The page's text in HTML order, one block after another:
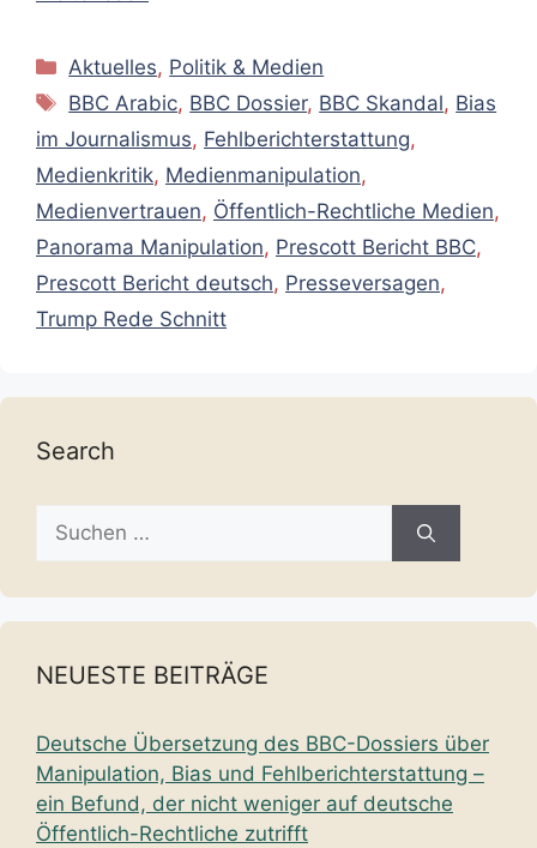
Kategorien
Aktuelles, Politik & Medien
Schlagwörter
BBC Arabic, BBC Dossier, BBC Skandal, Bias
im Journalismus, Fehlberichterstattung,
Medienkritik, Medienmanipulation,
Medienvertrauen, Öffentlich-Rechtliche Medien,
Panorama Manipulation, Prescott Bericht BBC,
Prescott Bericht deutsch, Presseversagen,
Trump Rede Schnitt
Search
Suche
nach:
NEUESTE BEITRÄGE
Deutsche Übersetzung des BBC-Dossiers über
Manipulation, Bias und Fehlberichterstattung –
ein Befund, der nicht weniger auf deutsche
Öffentlich-Rechtliche zutrifft